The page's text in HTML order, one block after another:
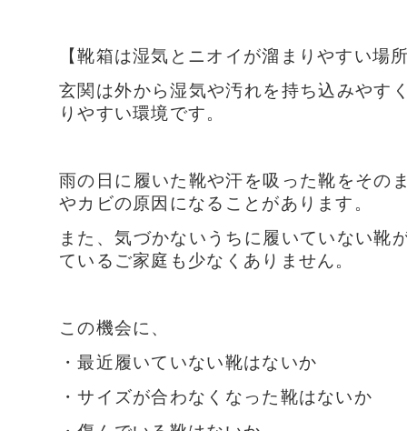
【靴箱は湿気とニオイが溜まりやすい場
玄関は外から湿気や汚れを持ち込みやす
りやすい環境です。
雨の日に履いた靴や汗を吸った靴をその
やカビの原因になることがあります。
また、気づかないうちに履いていない靴
ているご家庭も少なくありません。
この機会に、
・最近履いていない靴はないか
・サイズが合わなくなった靴はないか